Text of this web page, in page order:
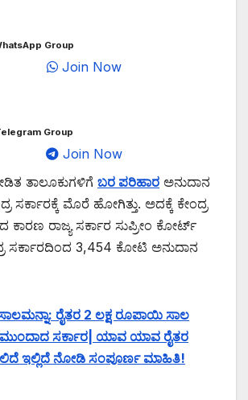
Group
Join Now
Group
Join Now
ತಾಲೂಕುಗಳಿಗೆ ಬರ ಪರಿಹಾರ ಅನುದಾನ
ಸರ್ಕಾರಕ್ಕೆ ಮೊರೆ ಹೋಗಿತ್ತು. ಅದಕ್ಕೆ ಕೇಂದ್ರ
ಕಾರಣ ರಾಜ್ಯ ಸರ್ಕಾರ ಸುಪ್ರೀಂ ಕೋರ್ಟ್
ಸರ್ಕಾರದಿಂದ 3,454 ಕೋಟಿ ಅನುದಾನ
ರೈತರ 2 ಲಕ್ಷ ರೂಪಾಯಿ ಸಾಲ
ಸರ್ಕಾರ| ಯಾವ ಯಾವ ರೈತರ
ಇಲ್ಲಿದೆ ನೋಡಿ ಸಂಪೂರ್ಣ ಮಾಹಿತಿ!